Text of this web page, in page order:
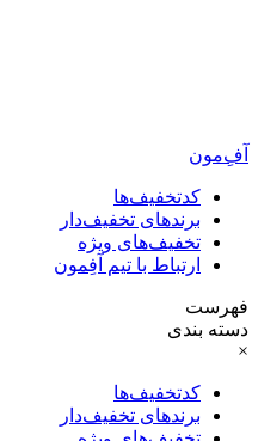
آفِ‌مون
کدتخفیف‌ها
برندهای تخفیف‌دار
تخفیف‌های ویژه
ارتباط با تیم آفِمون
فهرست
دسته بندی
×
کدتخفیف‌ها
برندهای تخفیف‌دار